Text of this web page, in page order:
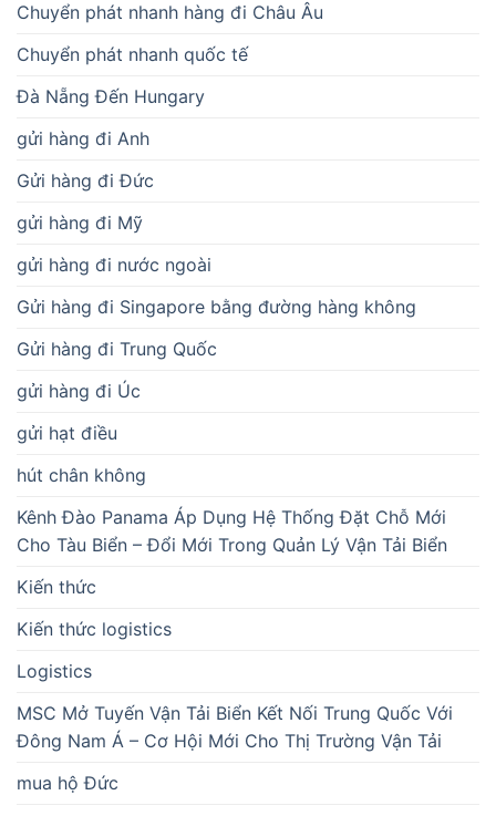
Chuyển phát nhanh hàng đi Châu Âu
Chuyển phát nhanh quốc tế
Đà Nẵng Đến Hungary
gửi hàng đi Anh
Gửi hàng đi Đức
gửi hàng đi Mỹ
gửi hàng đi nước ngoài
Gửi hàng đi Singapore bằng đường hàng không
Gửi hàng đi Trung Quốc
gửi hàng đi Úc
gửi hạt điều
hút chân không
Kênh Đào Panama Áp Dụng Hệ Thống Đặt Chỗ Mới
Cho Tàu Biển – Đổi Mới Trong Quản Lý Vận Tải Biển
Kiến thức
Kiến thức logistics
Logistics
MSC Mở Tuyến Vận Tải Biển Kết Nối Trung Quốc Với
Đông Nam Á – Cơ Hội Mới Cho Thị Trường Vận Tải
mua hộ Đức